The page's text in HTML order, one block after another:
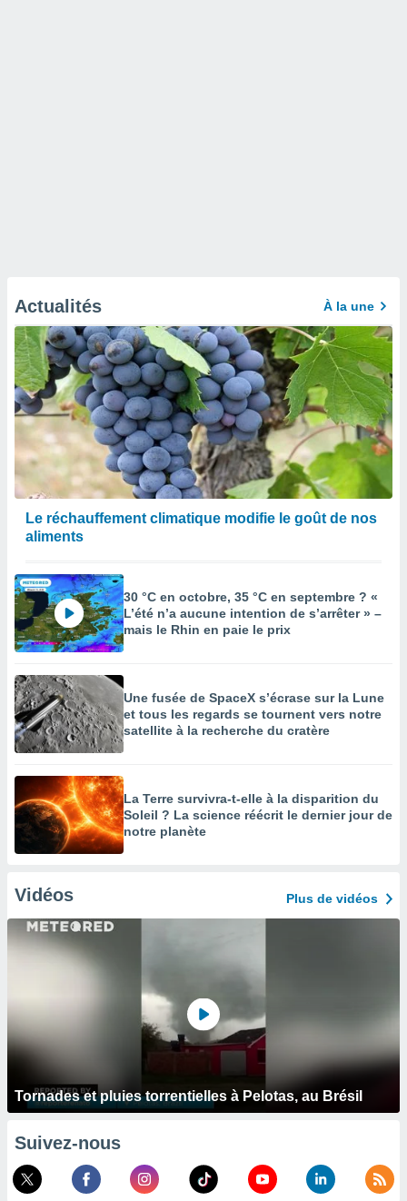
Actualités À la une
Le réchauffement climatique modifie le goût de nos
aliments
30 °C en octobre, 35 °C en septembre ? «
L’été n’a aucune intention de s’arrêter » –
mais le Rhin en paie le prix
Une fusée de SpaceX s’écrase sur la Lune
et tous les regards se tournent vers notre
satellite à la recherche du cratère
La Terre survivra-t-elle à la disparition du
Soleil ? La science réécrit le dernier jour de
notre planète
Vidéos Plus de vidéos
Tornades et pluies torrentielles à Pelotas, au Brésil
Suivez-nous